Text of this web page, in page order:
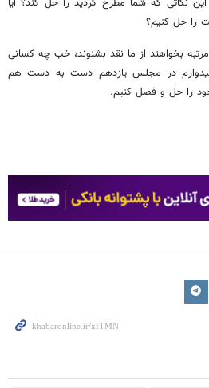
را حل کنیم؟
بخواهند از ما نقد بشنوند، خب چه کسانی
در مجلس یازدهم دست به دست هم
را حل و فصل کنیم.